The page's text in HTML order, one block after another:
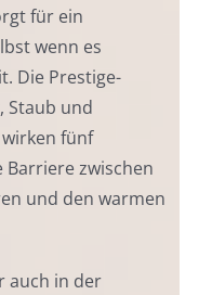
für ein
wenn es
Die Prestige-
Staub und
fünf
zwischen
und den warmen
auch in der